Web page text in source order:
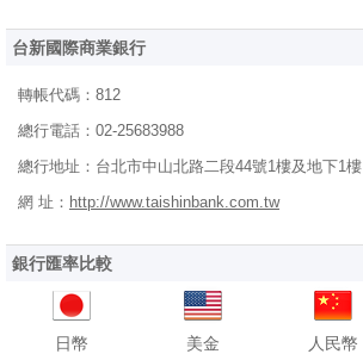
台新國際商業銀行
轉帳代碼 ：812
總行電話 ：02-25683988
總行地址 ：台北市中山北路二段44號1樓及地下1樓
網 址 ： http://www.taishinbank.com.tw
銀行匯率比較
日幣 美金 人民幣